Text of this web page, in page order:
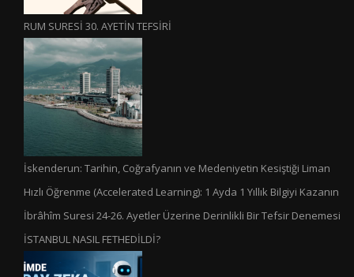
RUM SURESİ 30. AYETİN TEFSİRİ
İskenderun: Tarihin, Coğrafyanın ve Medeniyetin Kesiştiği Liman
Hızlı Öğrenme (Accelerated Learning): 1 Ayda 1 Yıllık Bilgiyi Kazanın
İbrâhîm Suresi 24-26. Ayetler Üzerine Derinlikli Bir Tefsir Denemesi
İSTANBUL NASIL FETHEDİLDİ?